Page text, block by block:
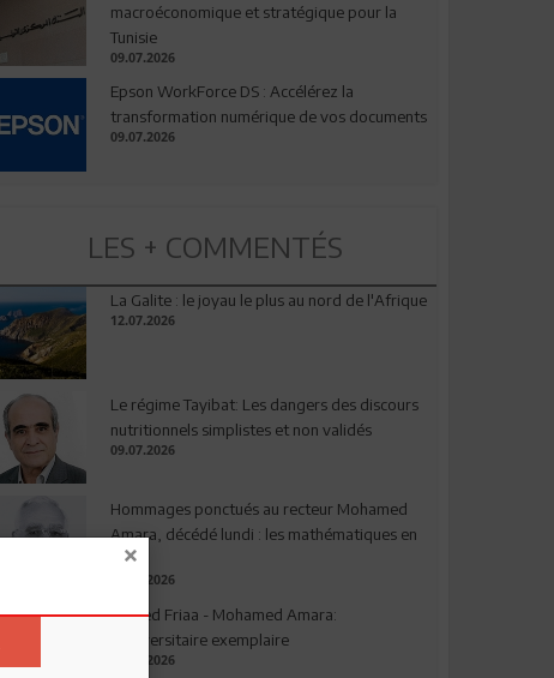
macroéconomique et stratégique pour la
Tunisie
09.07.2026
Epson WorkForce DS : Accélérez la
transformation numérique de vos documents
09.07.2026
LES + COMMENTÉS
La Galite : le joyau le plus au nord de l'Afrique
12.07.2026
Le régime Tayibat: Les dangers des discours
nutritionnels simplistes et non validés
09.07.2026
Hommages ponctués au recteur Mohamed
Amara, décédé lundi : les mathématiques en
deuil
03.08.2026
Ahmed Friaa - Mohamed Amara:
l’Universitaire exemplaire
04.08.2026